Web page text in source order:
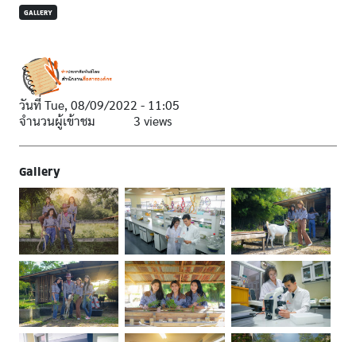
GALLERY
วันที่ Tue, 08/09/2022 - 11:05
จำนวนผู้เข้าชม
3 views
Gallery